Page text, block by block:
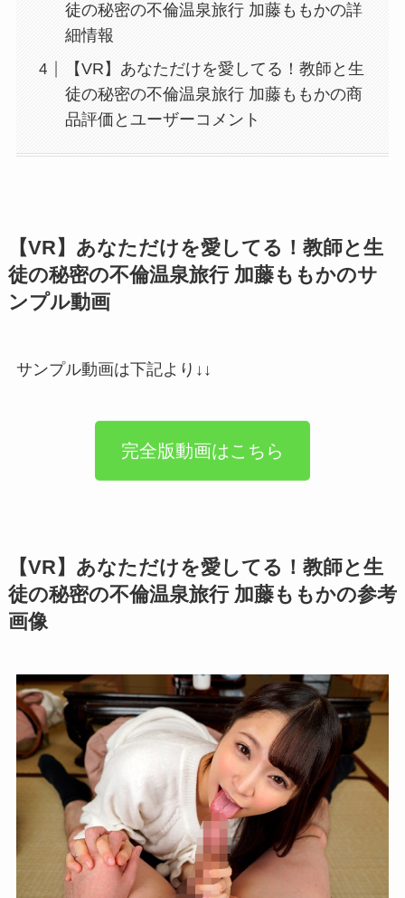
徒の秘密の不倫温泉旅行 加藤ももかの詳
細情報
【VR】あなただけを愛してる！教師と生
徒の秘密の不倫温泉旅行 加藤ももかの商
品評価とユーザーコメント
【VR】あなただけを愛してる！教師と生
徒の秘密の不倫温泉旅行 加藤ももかのサ
ンプル動画
サンプル動画は下記より↓↓
完全版動画はこちら
【VR】あなただけを愛してる！教師と生
徒の秘密の不倫温泉旅行 加藤ももかの参考
画像